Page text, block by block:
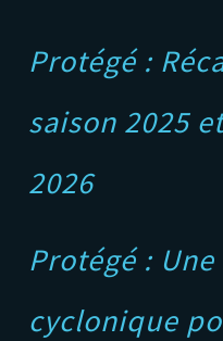
Protégé :
saison 2025
2026
Protégé :
cyclonique